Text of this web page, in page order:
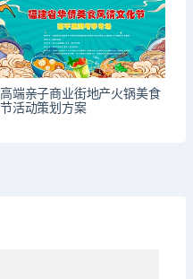
高端亲子商业街地产火锅美食
节活动策划方案